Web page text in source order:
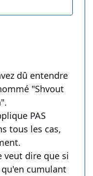
dû entendre
"Shvout
PAS
tous les cas,
veut dire que si
cumulant